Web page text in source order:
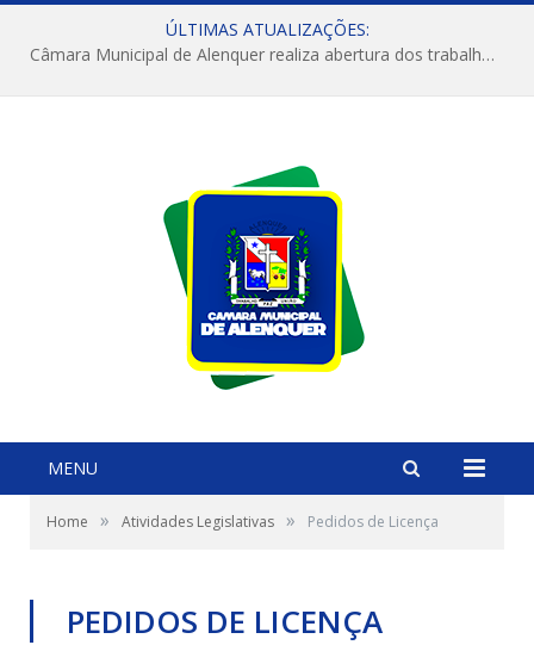
ÚLTIMAS ATUALIZAÇÕES:
Câmara Municipal de Alenquer realiza abertura dos trabalhos do 4º Período Legislativo
MENU
Home » Atividades Legislativas » Pedidos de Licença
PEDIDOS DE LICENÇA